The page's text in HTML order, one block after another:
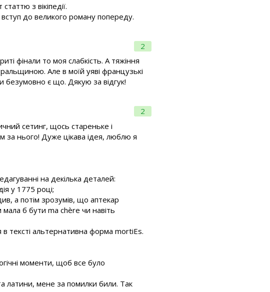
з вікіпедії.
до великого роману попереду.
2
фінали то моя слабкість. А тяжіння
Але в моїй уяві французькі
безумовно є що. Дякую за відгук!
2
сетинг, щось стареньке і
нього! Дуже цікава ідея, люблю я
на декілька деталей:
у 1775 році;
а потім зрозумів, що аптекар
б бути ma chère чи навіть
в тексті альтернативна форма mortiEs.
моменти, щоб все було
латини, мене за помилки били. Так